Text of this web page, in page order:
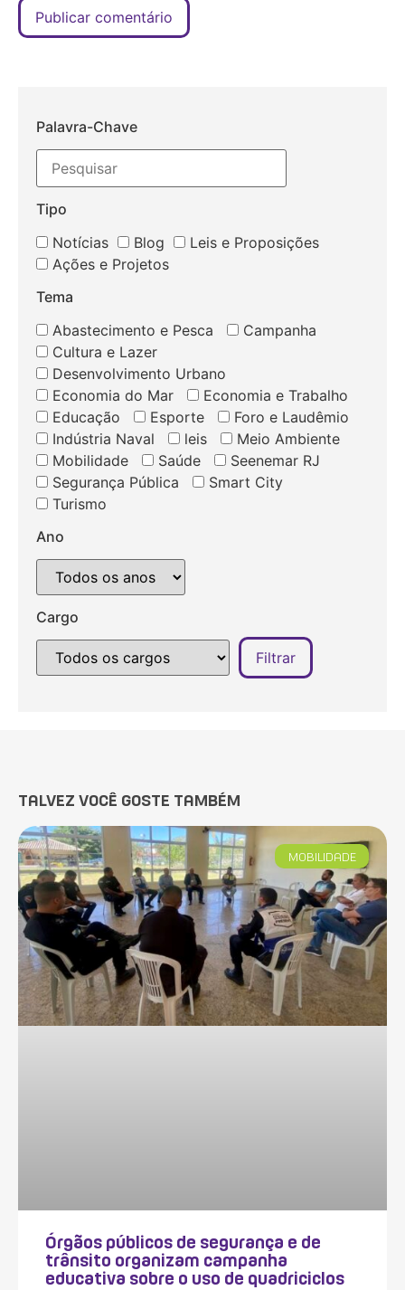
Palavra-Chave
Tipo
Notícias
Blog
Leis e Proposições
Ações e Projetos
Tema
Abastecimento e Pesca
Campanha
Cultura e Lazer
Desenvolvimento Urbano
Economia do Mar
Economia e Trabalho
Educação
Esporte
Foro e Laudêmio
Indústria Naval
leis
Meio Ambiente
Mobilidade
Saúde
Seenemar RJ
Segurança Pública
Smart City
Turismo
Ano
Cargo
TALVEZ VOCÊ GOSTE TAMBÉM
MOBILIDADE
Órgãos públicos de segurança e de
trânsito organizam campanha
educativa sobre o uso de quadriciclos